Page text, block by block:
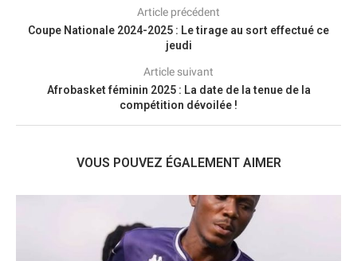
Article précédent
Coupe Nationale 2024-2025 : Le tirage au sort effectué ce
jeudi
Article suivant
Afrobasket féminin 2025 : La date de la tenue de la
compétition dévoilée !
VOUS POUVEZ ÉGALEMENT AIMER